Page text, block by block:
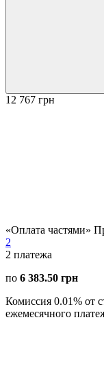
12 767 грн
«Оплата частями»
2
2 платежа
по 6 383.50 грн
Комиссия 0.01% от
ежемесячного